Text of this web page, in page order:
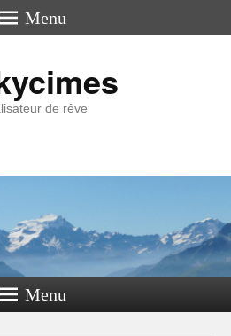
Menu
de rêve
Menu